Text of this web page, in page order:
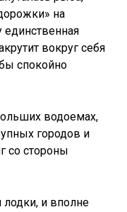
на
единственная
вокруг себя
спокойно
водоемах,
городов и
со стороны
лодки, и вполне